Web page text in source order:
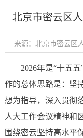
北京市密云区
来源：北京市密云区
2026年是“十五
作的总体思路是：坚
想为指导，深入贯彻
人大工作会议精神和
围绕密云坚持高水平